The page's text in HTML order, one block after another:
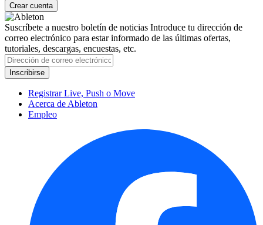
Suscríbete a nuestro boletín de noticias Introduce tu dirección de
correo electrónico para estar informado de las últimas ofertas,
tutoriales, descargas, encuestas, etc.
Registrar Live, Push o Move
Acerca de Ableton
Empleo